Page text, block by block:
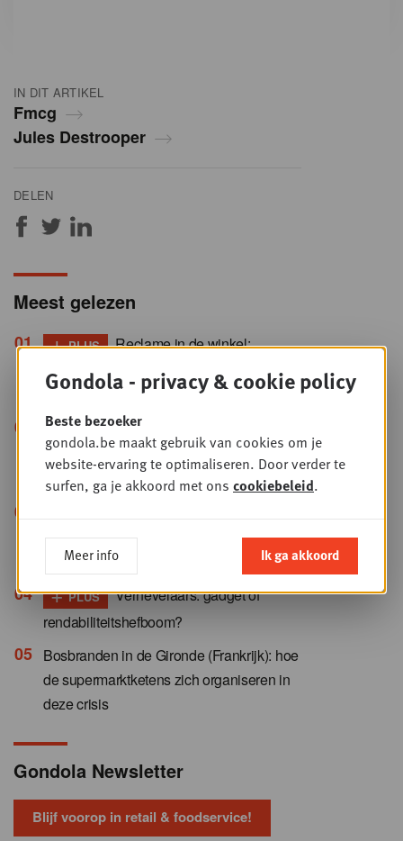
IN DIT ARTIKEL
Fmcg
Jules Destrooper
DELEN
Meest gelezen
+ PLUS
Reclame in de winkel:
franchisenemers willen de touwtjes
opnieuw in handen nemen
+ PLUS
Elektronisch betalen: tien
ontwikkelingen die geen enkele
handelaar kan negeren
huidige beleid in Nederland is niet gunstig
voor ondernemers”
+ PLUS
Vernevelaars: gadget of
rendabiliteitshefboom?
Bosbranden in de Gironde (Frankrijk): hoe
de supermarktketens zich organiseren in
deze crisis
Gondola Newsletter
Blijf voorop in retail & foodservice!
Gondola - privacy & cookie policy
Beste bezoeker
gondola.be maakt gebruik van cookies om je
website-ervaring te optimaliseren. Door verder te
surfen, ga je akkoord met ons cookiebeleid.
Meer info Ik ga akkoord